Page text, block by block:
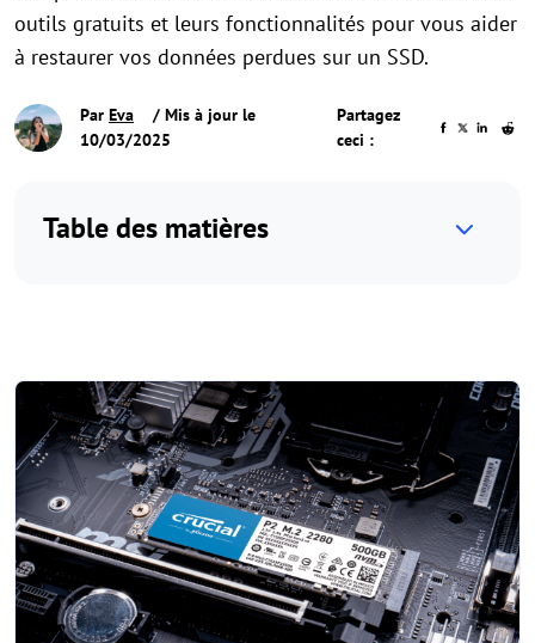
outils gratuits et leurs fonctionnalités pour vous aider
à restaurer vos données perdues sur un SSD.
Par Eva
/ Mis à jour le
10/03/2025
Partagez
ceci :
Table des matières